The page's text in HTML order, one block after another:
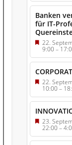
Banken
für IT-
22.
9:00–
22.
10:00–
23.
22:00–